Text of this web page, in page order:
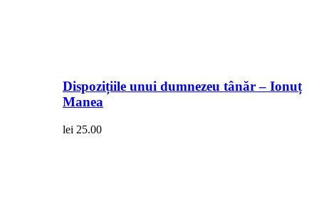
Dispozițiile unui dumnezeu tânăr – Ionuț
Manea
lei 25.00